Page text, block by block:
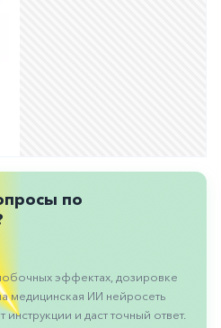
по
эффектах, дозировке
медицинская ИИ нейросеть
и даст точный ответ.